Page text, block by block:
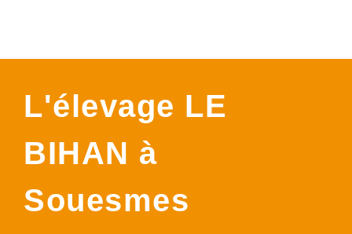
L'élevage LE
BIHAN à
Souesmes